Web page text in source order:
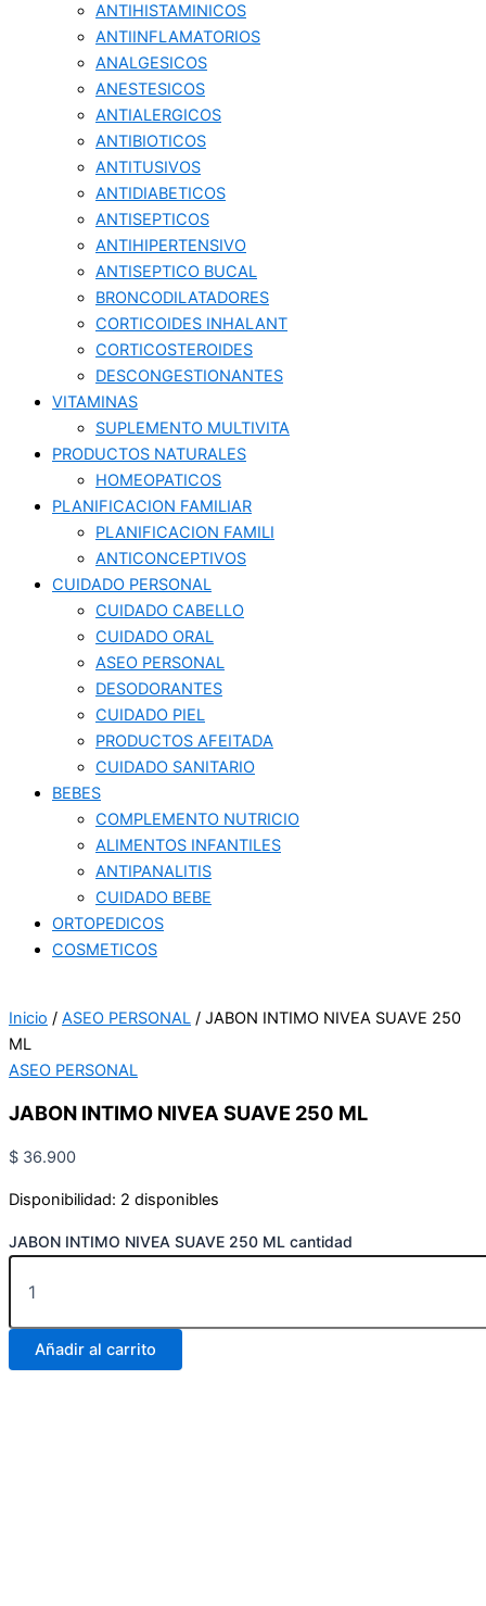
ANTIHISTAMINICOS
ANTIINFLAMATORIOS
ANALGESICOS
ANESTESICOS
ANTIALERGICOS
ANTIBIOTICOS
ANTITUSIVOS
ANTIDIABETICOS
ANTISEPTICOS
ANTIHIPERTENSIVO
ANTISEPTICO BUCAL
BRONCODILATADORES
CORTICOIDES INHALANT
CORTICOSTEROIDES
DESCONGESTIONANTES
VITAMINAS
SUPLEMENTO MULTIVITA
PRODUCTOS NATURALES
HOMEOPATICOS
PLANIFICACION FAMILIAR
PLANIFICACION FAMILI
ANTICONCEPTIVOS
CUIDADO PERSONAL
CUIDADO CABELLO
CUIDADO ORAL
ASEO PERSONAL
DESODORANTES
CUIDADO PIEL
PRODUCTOS AFEITADA
CUIDADO SANITARIO
BEBES
COMPLEMENTO NUTRICIO
ALIMENTOS INFANTILES
ANTIPANALITIS
CUIDADO BEBE
ORTOPEDICOS
COSMETICOS
Inicio / ASEO PERSONAL / JABON INTIMO NIVEA SUAVE 250
ML
ASEO PERSONAL
JABON INTIMO NIVEA SUAVE 250 ML
$ 36.900
Disponibilidad: 2 disponibles
JABON INTIMO NIVEA SUAVE 250 ML cantidad
Añadir al carrito